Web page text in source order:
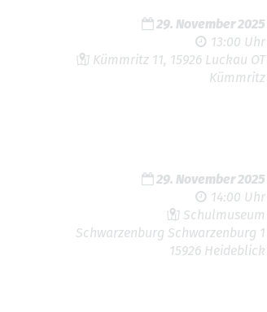
29. November 2025
13:00 Uhr
Kümmritz 11, 15926 Luckau OT
Kümmritz
29. November 2025
14:00 Uhr
Schulmuseum
Schwarzenburg Schwarzenburg 1
15926 Heideblick